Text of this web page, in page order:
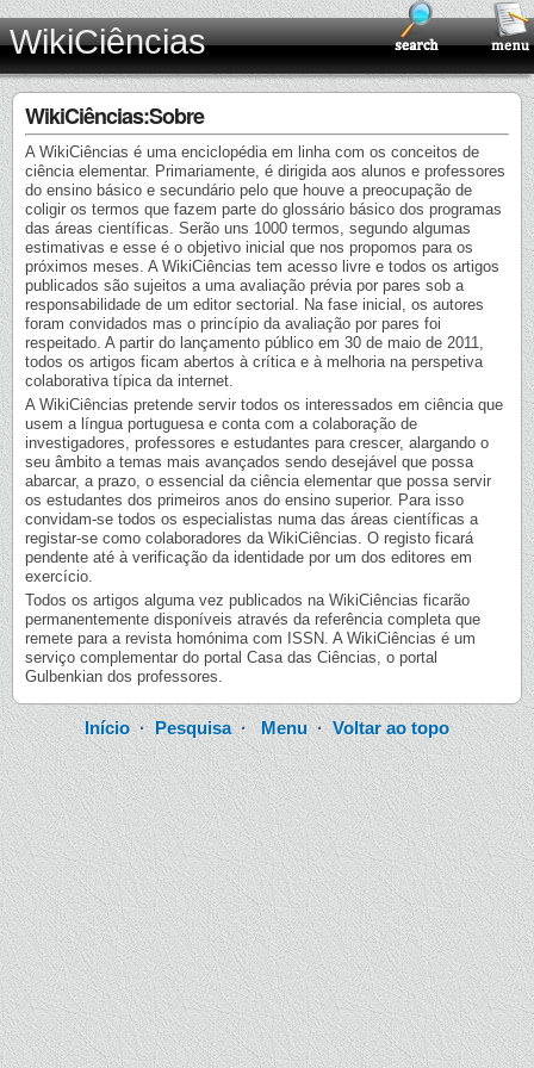
WikiCiências
WikiCiências:Sobre
A WikiCiências é uma enciclopédia em linha com os conceitos de
ciência elementar. Primariamente, é dirigida aos alunos e professores
do ensino básico e secundário pelo que houve a preocupação de
coligir os termos que fazem parte do glossário básico dos programas
das áreas científicas. Serão uns 1000 termos, segundo algumas
estimativas e esse é o objetivo inicial que nos propomos para os
próximos meses. A WikiCiências tem acesso livre e todos os artigos
publicados são sujeitos a uma avaliação prévia por pares sob a
responsabilidade de um editor sectorial. Na fase inicial, os autores
foram convidados mas o princípio da avaliação por pares foi
respeitado. A partir do lançamento público em 30 de maio de 2011,
todos os artigos ficam abertos à crítica e à melhoria na perspetiva
colaborativa típica da internet.
A WikiCiências pretende servir todos os interessados em ciência que
usem a língua portuguesa e conta com a colaboração de
investigadores, professores e estudantes para crescer, alargando o
seu âmbito a temas mais avançados sendo desejável que possa
abarcar, a prazo, o essencial da ciência elementar que possa servir
os estudantes dos primeiros anos do ensino superior. Para isso
convidam-se todos os especialistas numa das áreas científicas a
registar-se como colaboradores da WikiCiências. O registo ficará
pendente até à verificação da identidade por um dos editores em
exercício.
Todos os artigos alguma vez publicados na WikiCiências ficarão
permanentemente disponíveis através da referência completa que
remete para a revista homónima com ISSN. A WikiCiências é um
serviço complementar do portal Casa das Ciências, o portal
Gulbenkian dos professores.
Início·Pesquisa·Menu· Voltar ao topo